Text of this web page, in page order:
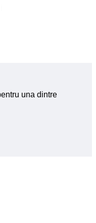
una dintre